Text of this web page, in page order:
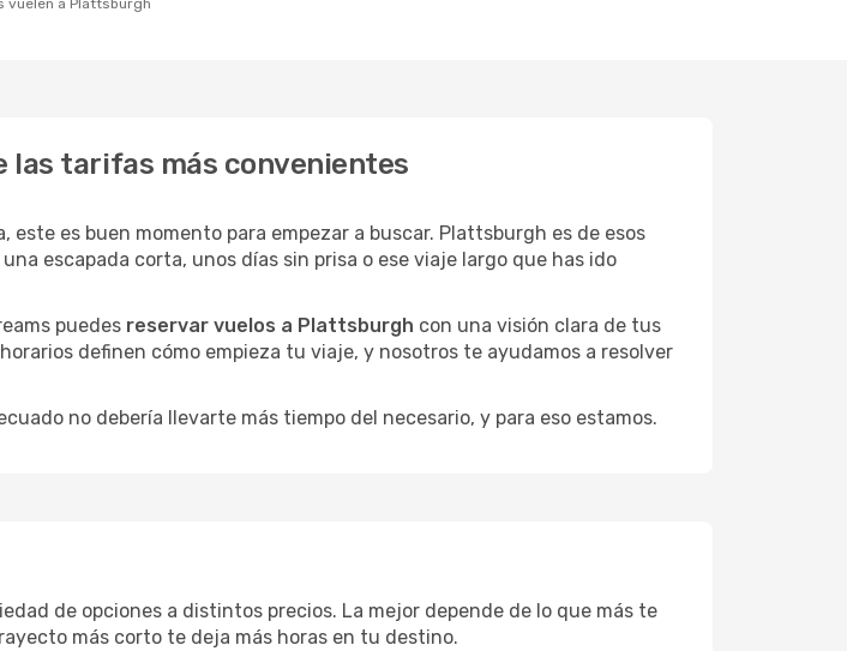
vuelen a Plattsburgh
las tarifas más convenientes
este es buen momento para empezar a buscar. Plattsburgh es de esos
escapada corta, unos días sin prisa o ese viaje largo que has ido
puedes reservar vuelos a Plattsburgh con una visión clara de tus
definen cómo empieza tu viaje, y nosotros te ayudamos a resolver
no debería llevarte más tiempo del necesario, y para eso estamos.
de opciones a distintos precios. La mejor depende de lo que más te
más corto te deja más horas en tu destino.